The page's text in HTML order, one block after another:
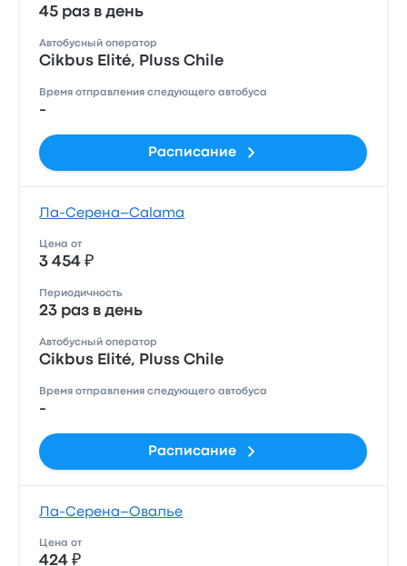
45 раз в день
Автобусный оператор
Cikbus Elité, Pluss Chile
Время отправления следующего автобуса
-
Расписание
Ла-Серена–Calama
Цена от
3 454 ₽
Периодичность
23 раз в день
Автобусный оператор
Cikbus Elité, Pluss Chile
Время отправления следующего автобуса
-
Расписание
Ла-Серена–Овалье
Цена от
424 ₽